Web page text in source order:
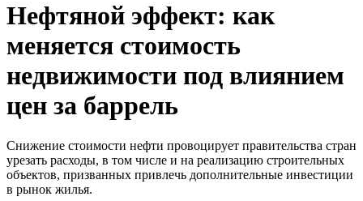
Нефтяной эффект: как
меняется стоимость
недвижимости под влиянием
цен за баррель
Снижение стоимости нефти провоцирует правительства стран
урезать расходы, в том числе и на реализацию строительных
объектов, призванных привлечь дополнительные инвестиции
в рынок жилья.